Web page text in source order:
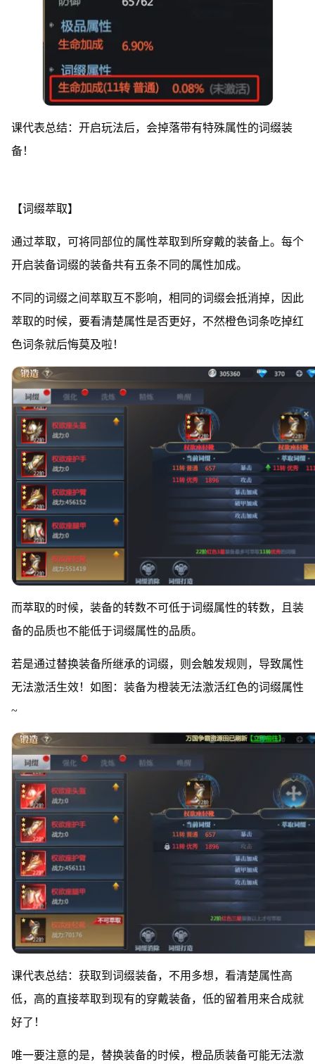
课代表总结：开启玩法后，会掉落带有特殊属性的词缀装
备！
【词缀萃取】
通过萃取，可将同部位的属性萃取到所穿戴的装备上。每个
开启装备词缀的装备共有五条不同的属性加成。
不同的词缀之间萃取互不影响，相同的词缀会抵消掉，因此
萃取的时候，要看清楚属性是否更好，不然橙色词条吃掉红
色词条就后悔莫及啦！
而萃取的时候，装备的转数不可低于词缀属性的转数，且装
备的品质也不能低于词缀属性的品质。
若是通过替换装备所继承的词缀，则会触发规则，导致属性
无法激活生效！如图：装备为橙装无法激活红色的词缀属性
~
课代表总结：获取到词缀装备，不用多想，看清楚属性高
低，高的直接萃取到现有的穿戴装备，低的留着用来合成就
好了！
唯一要注意的是，替换装备的时候，橙品质装备可能无法激